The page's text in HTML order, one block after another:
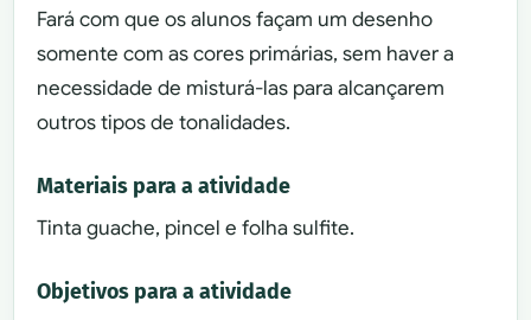
Fará com que os alunos façam um desenho
somente com as cores primárias, sem haver a
necessidade de misturá-las para alcançarem
outros tipos de tonalidades.
Materiais para a atividade
Tinta guache, pincel e folha sulfite.
Objetivos para a atividade